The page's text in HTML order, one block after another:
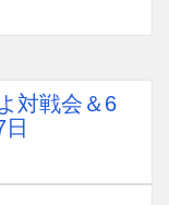
対戦会＆6